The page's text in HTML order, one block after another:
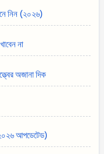
নিন (২০২৬)
না
অজানা দিক
আপডেটেড)